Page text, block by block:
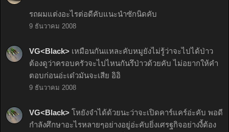
รถผมแต่งอะไรต่อดีคับแนะนำซักนิดคับ
9 ธันวาคม 2008
VG<Black> เหมือนกันแหละคับหมูยังไม่รู้ว่าจะไปได้ป่าว
ต้องดูว่าครอบครัวจะไปไหนกันรึป่าวด้วยคับ ไม่อยากให้คำ
ตอบก่อนอ่ะเด๋วมันจะเสีย อิอิ
9 ธันวาคม 2008
VG<Black> โหยังจำได้ด้วยนะว่าจะเปิดคาร์แคร์อ่ะคับ พอดี
กำลังศึกษาอะไรหลายๆอย่างอยู่อ่ะคับยิ่งเศรฐกิจอย่างงี้ต้อง